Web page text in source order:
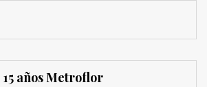
15 años Metroflor